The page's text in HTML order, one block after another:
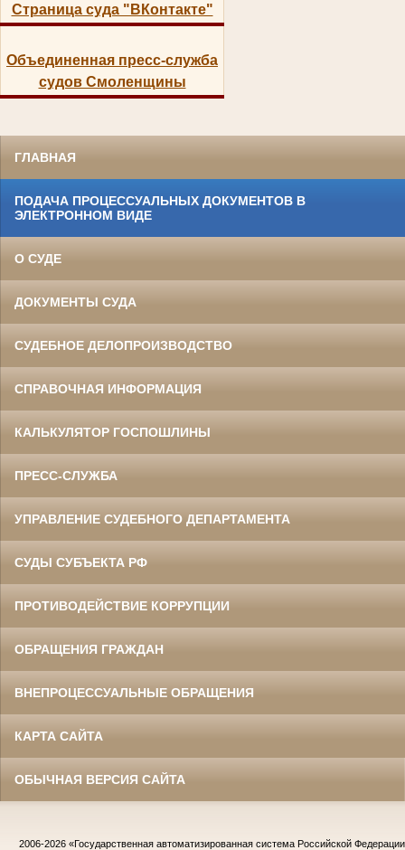
Страница суда "ВКонтакте"
Объединенная пресс-служба
судов Смоленщины
ГЛАВНАЯ
ПОДАЧА ПРОЦЕССУАЛЬНЫХ ДОКУМЕНТОВ В
ЭЛЕКТРОННОМ ВИДЕ
О СУДЕ
ДОКУМЕНТЫ СУДА
СУДЕБНОЕ ДЕЛОПРОИЗВОДСТВО
СПРАВОЧНАЯ ИНФОРМАЦИЯ
КАЛЬКУЛЯТОР ГОСПОШЛИНЫ
ПРЕСС-СЛУЖБА
УПРАВЛЕНИЕ СУДЕБНОГО ДЕПАРТАМЕНТА
СУДЫ СУБЪЕКТА РФ
ПРОТИВОДЕЙСТВИЕ КОРРУПЦИИ
ОБРАЩЕНИЯ ГРАЖДАН
ВНЕПРОЦЕССУАЛЬНЫЕ ОБРАЩЕНИЯ
КАРТА САЙТА
ОБЫЧНАЯ ВЕРСИЯ САЙТА
2006-2026 «Государственная автоматизированная система Российской